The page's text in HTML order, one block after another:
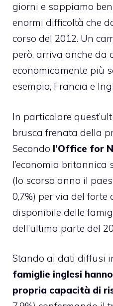
giorni e sappiamo
enormi difficoltà che
corso del 2012. Un
però, arriva anche da
economicamente più
esempio, Francia e
In particolare
brusca frenata della
Secondo l’Office for
l’economia britannica
(lo scorso anno il
0,7%) per via del forte
disponibile delle
dell’ultima parte del
Stando ai dati diffusi
famiglie inglesi
propria capacità di